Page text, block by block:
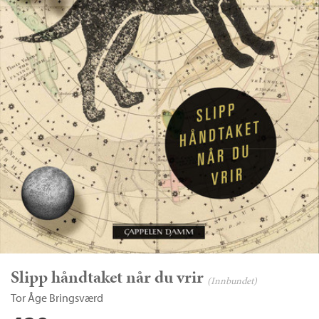
Slipp håndtaket når du vrir (Innbundet)
Tor Åge Bringsværd